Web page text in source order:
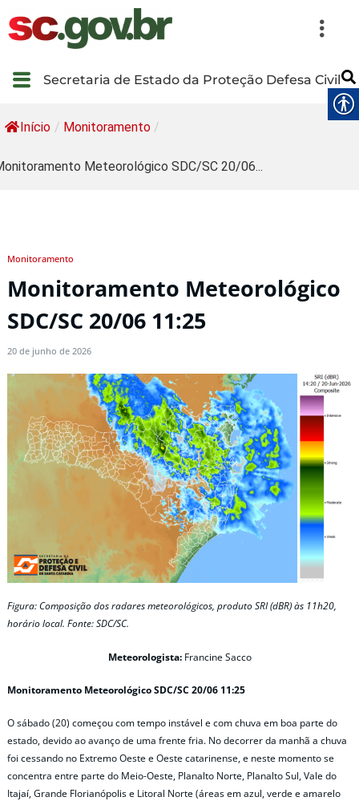
Secretaria de Estado da Proteção Defesa Civil
Início / Monitoramento /
Meteorológico SDC/SC 20/06...
Monitoramento
Monitoramento Meteorológico
SDC/SC 20/06 11:25
20 de junho de 2026
Figura: Composição dos radares meteorológicos, produto SRI (dBR) às 11h20,
horário local. Fonte: SDC/SC.
Meteorologista:Francine Sacco
Monitoramento Meteorológico SDC/SC 20/06 11:25
O sábado (20) começou com tempo instável e com chuva em boa parte do
estado, devido ao avanço de uma frente fria. No decorrer da manhã a chuva
foi cessando no Extremo Oeste e Oeste catarinense, e neste momento se
concentra entre parte do Meio-Oeste, Planalto Norte, Planalto Sul, Vale do
Itajaí, Grande Florianópolis e Litoral Norte (áreas em azul, verde e amarelo